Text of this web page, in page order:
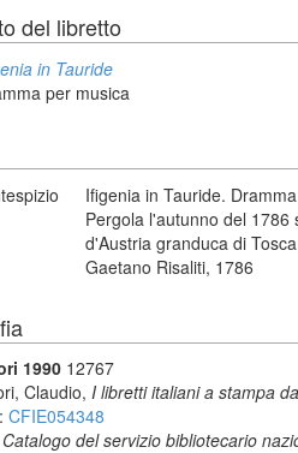
del libretto
in Tauride
per musica
Ifigenia in Tauride.
Pergola l'autunno del
d'Austria granduca di
Gaetano Risaliti, 1786
1990 12767
Claudio, I libretti italiani a stampa
: CFIE054348
del servizio bibliotecario